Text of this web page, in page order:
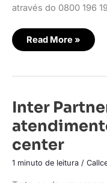
através do 0800 196
Read More »
Inter
center
1 minuto de leitura /
Inter
Partner
disponibiliza
atendimento
via
call
center